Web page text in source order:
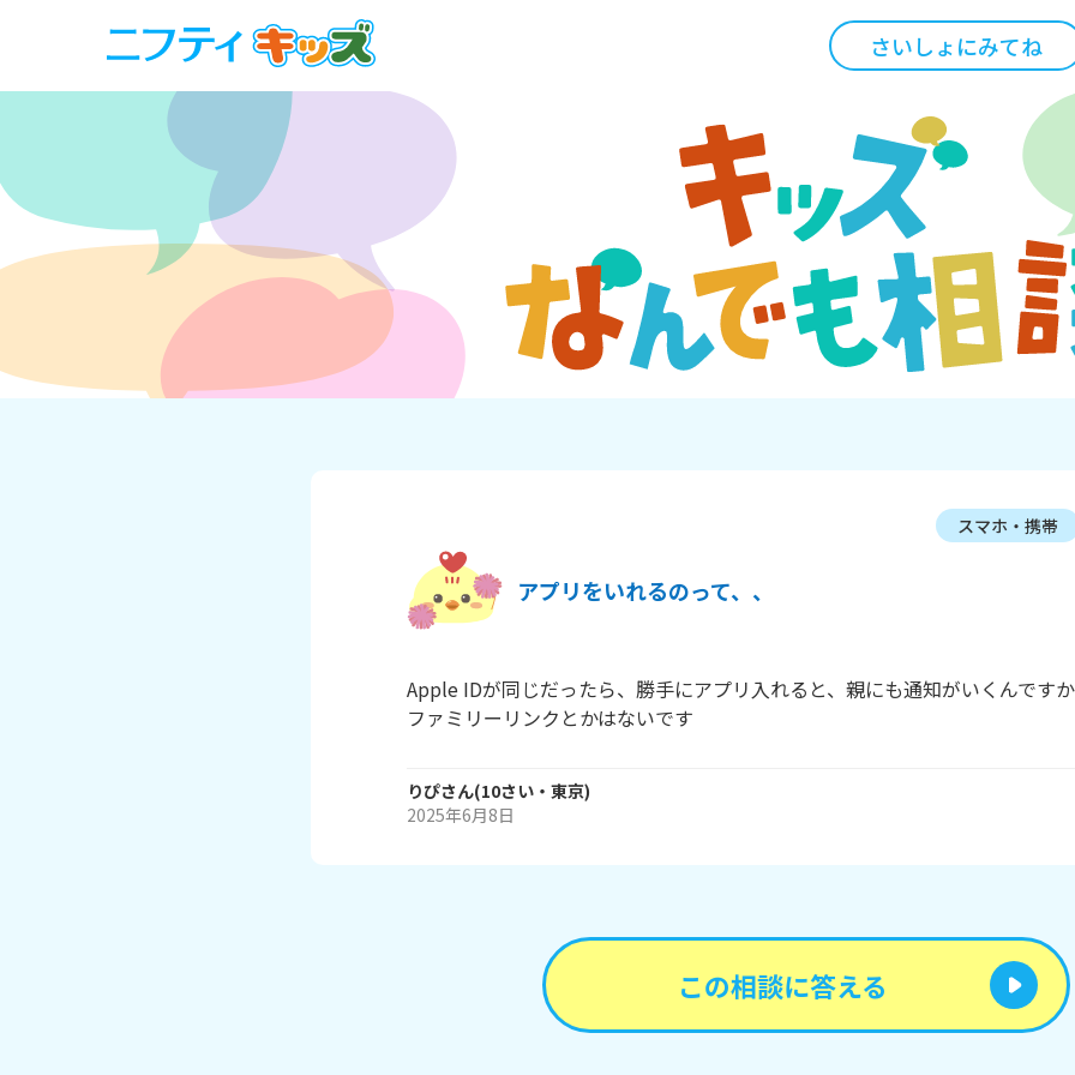
さいしょにみてね
スマホ・携帯
アプリをいれるのって、、
Apple IDが同じだったら、勝手にアプリ入れると、親にも通知がいくんです
ファミリーリンクとかはないです
りぴさん(10さい・ 東京)
2025年6月8日
この相談に答える